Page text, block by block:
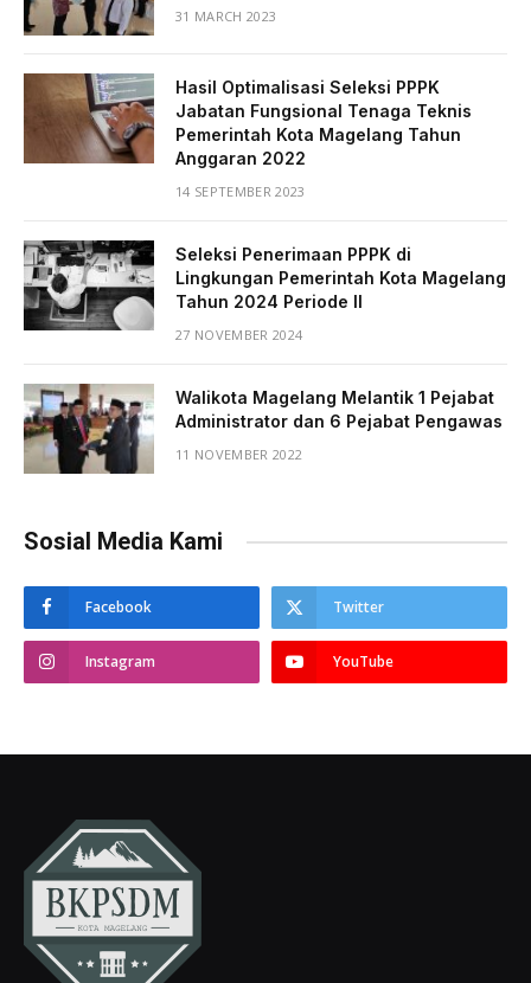
31 MARCH 2023
Hasil Optimalisasi Seleksi PPPK
Jabatan Fungsional Tenaga Teknis
Pemerintah Kota Magelang Tahun
Anggaran 2022
14 SEPTEMBER 2023
Seleksi Penerimaan PPPK di
Lingkungan Pemerintah Kota Magelang
Tahun 2024 Periode II
27 NOVEMBER 2024
Walikota Magelang Melantik 1 Pejabat
Administrator dan 6 Pejabat Pengawas
11 NOVEMBER 2022
Sosial Media Kami
Facebook Twitter
Instagram YouTube